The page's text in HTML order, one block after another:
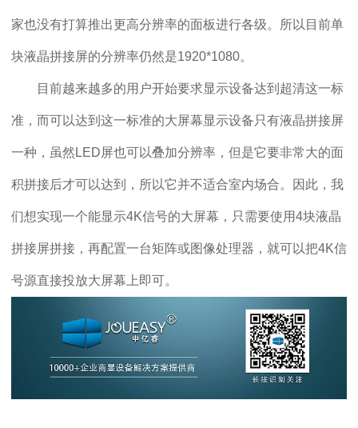
家也没有打算推出更高分辨率的面板进行各级。所以目前单
块液晶拼接屏的分辨率仍然是1920*1080。
目前越来越多的用户开始要求显示设备达到超清这一标
准，而可以达到这一标准的大屏幕显示设备只有液晶拼接屏
一种，虽然LED屏也可以叠加分辨率，但是它要非常大的面
积拼接后才可以达到，所以它并不适合室内场合。因此，我
们想实现一个能显示4K信号的大屏幕，只需要使用4块液晶
拼接屏拼接，再配置一台矩阵或图像处理器，就可以把4K信
号源直接投放大屏幕上即可。